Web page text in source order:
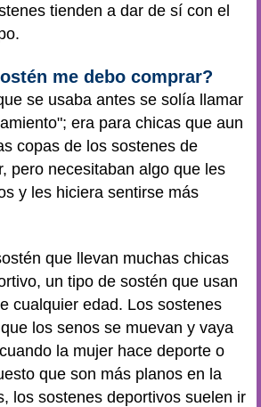
tienden a dar de sí con el
me debo comprar?
se usaba antes se solía llamar
era para chicas que aun
copas de los sostenes de
pero necesitaban algo que les
y les hiciera sentirse más
que llevan muchas chicas
un tipo de sostén que usan
cualquier edad. Los sostenes
los senos se muevan y vaya
la mujer hace deporte o
que son más planos en la
los sostenes deportivos suelen ir